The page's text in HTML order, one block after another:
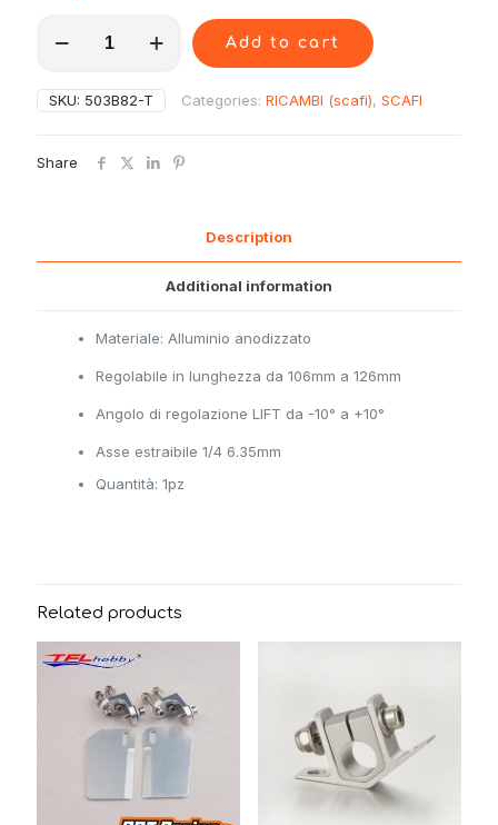
-
Piede
Add to cart
SKU: 503B82-T Categories: RICAMBI (scafi), SCAFI
Share
Description
Additional information
Materiale: Alluminio anodizzato
Regolabile in lunghezza da 106mm a 126mm
Angolo di regolazione LIFT da -10° a +10°
Asse estraibile 1/4 6.35mm
Quantità: 1pz
Related products